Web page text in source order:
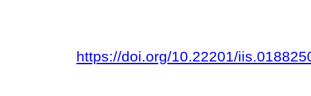
https://doi.org/10.22201/